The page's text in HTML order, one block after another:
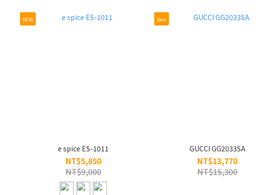
NEW
e spice ES-1011
NT$5,850
NT$9,000
New
GUCCI GG2033SA
NT$13,770
NT$15,300